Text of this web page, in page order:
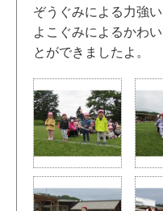
ぞうぐみによる力強
よこぐみによるかわ
とができましたよ。